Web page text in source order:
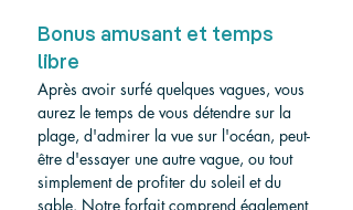
Bonus amusant et temps
libre
Après avoir surfé quelques vagues, vous
aurez le temps de vous détendre sur la
plage, d'admirer la vue sur l'océan, peut-
être d'essayer une autre vague, ou tout
simplement de profiter du soleil et du
sable. Notre forfait comprend également